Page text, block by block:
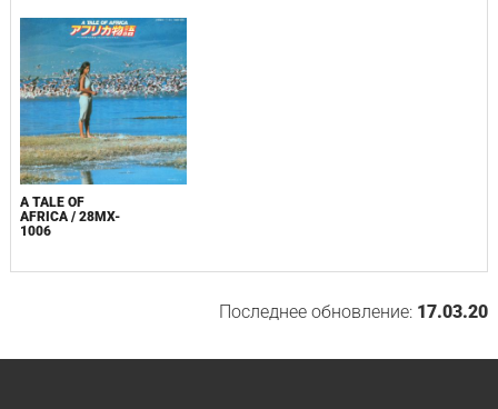
A TALE OF
AFRICA / 28MX-
1006
Последнее обновление: 17.03.20